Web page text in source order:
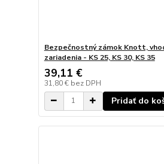
Bezpečnostný zámok Knott,
zariadenia - KS 25, KS 30, KS 35
39,11 €
31,80 € bez DPH
Pridať do